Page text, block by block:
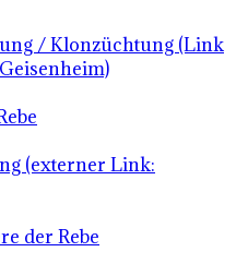
/ Klonzüchtung (Link
(externer Link:
der Rebe